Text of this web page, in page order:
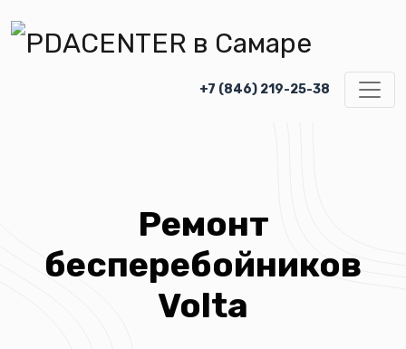
+7 (846) 219-25-38
Ремонт
бесперебойников
Volta